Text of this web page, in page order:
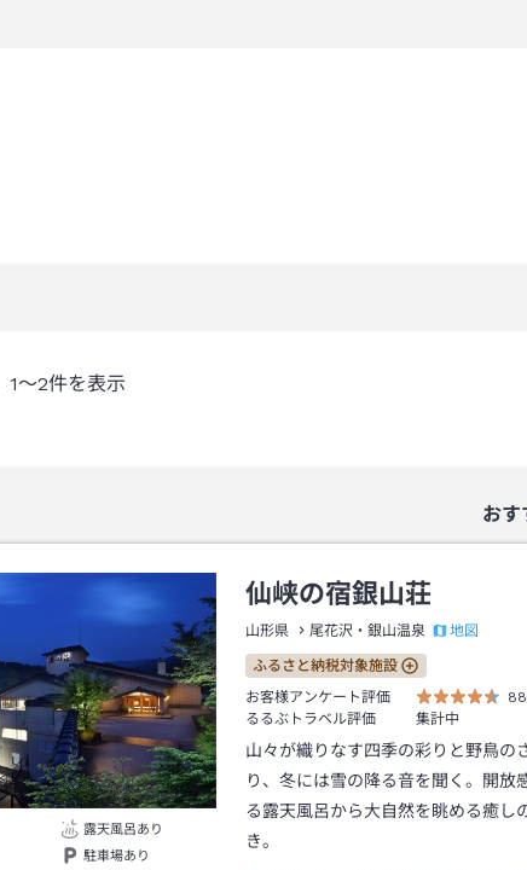
1～2件を表示
おす
露天風呂あり
駐車場あり
仙峡の宿銀山荘
山形県 尾花沢・銀山温泉 地図
ふるさと納税対象施設
お客様アンケート評価
るるぶトラベル評価
集計中
山々が織りなす四季の彩りと野鳥の
り、冬には雪の降る音を聞く。開放
る露天風呂から大自然を眺める癒し
き。